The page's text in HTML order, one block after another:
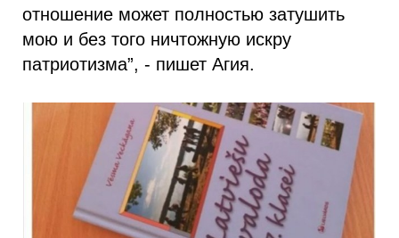
отношение может полностью затушить
мою и без того ничтожную искру
патриотизма”, - пишет Агия.